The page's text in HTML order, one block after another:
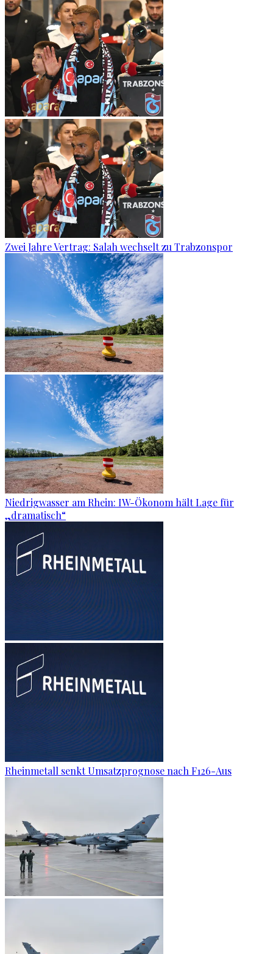
Zwei Jahre Vertrag: Salah wechselt zu Trabzonspor
Niedrigwasser am Rhein: IW-Ökonom hält Lage für
„dramatisch“
Rheinmetall senkt Umsatzprognose nach F126-Aus